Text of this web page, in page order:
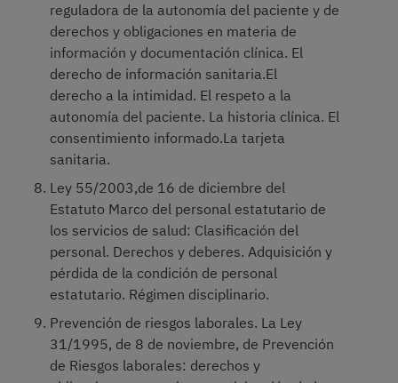
reguladora de la autonomía del paciente y de
derechos y obligaciones en materia de
información y documentación clínica. El
derecho de información sanitaria.El
derecho a la intimidad. El respeto a la
autonomía del paciente. La historia clínica. El
consentimiento informado.La tarjeta
sanitaria.
Ley 55/2003,de 16 de diciembre del
Estatuto Marco del personal estatutario de
los servicios de salud: Clasificación del
personal. Derechos y deberes. Adquisición y
pérdida de la condición de personal
estatutario. Régimen disciplinario.
Prevención de riesgos laborales. La Ley
31/1995, de 8 de noviembre, de Prevención
de Riesgos laborales: derechos y